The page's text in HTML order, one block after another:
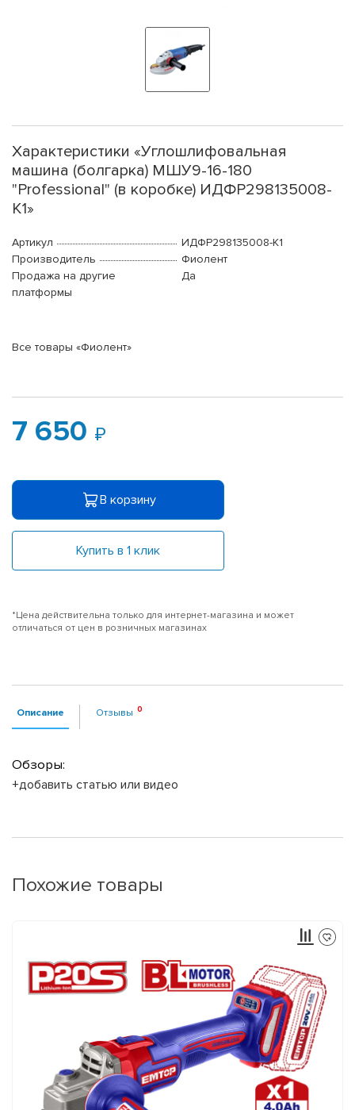
Характеристики «Углошлифовальная
машина (болгарка) МШУ9-16-180
"Professional" (в коробке) ИДФР298135008-
К1»
Артикул
ИДФР298135008-К1
Производитель
Фиолент
Продажа на другие
платформы
Да
Все товары «Фиолент»
7 650
В корзину
Купить в 1 клик
*Цена действительна только для интернет-магазина и может
отличаться от цен в розничных магазинах
Описание Отзывы
Обзоры:
+добавить статью или видео
Похожие товары